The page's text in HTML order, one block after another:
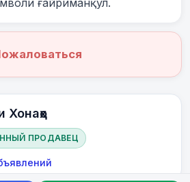
ғайриманқул.
Хонаҳо
ПРОДАВЕЦ